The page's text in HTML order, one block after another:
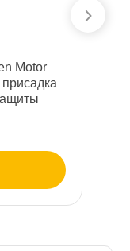
Motor